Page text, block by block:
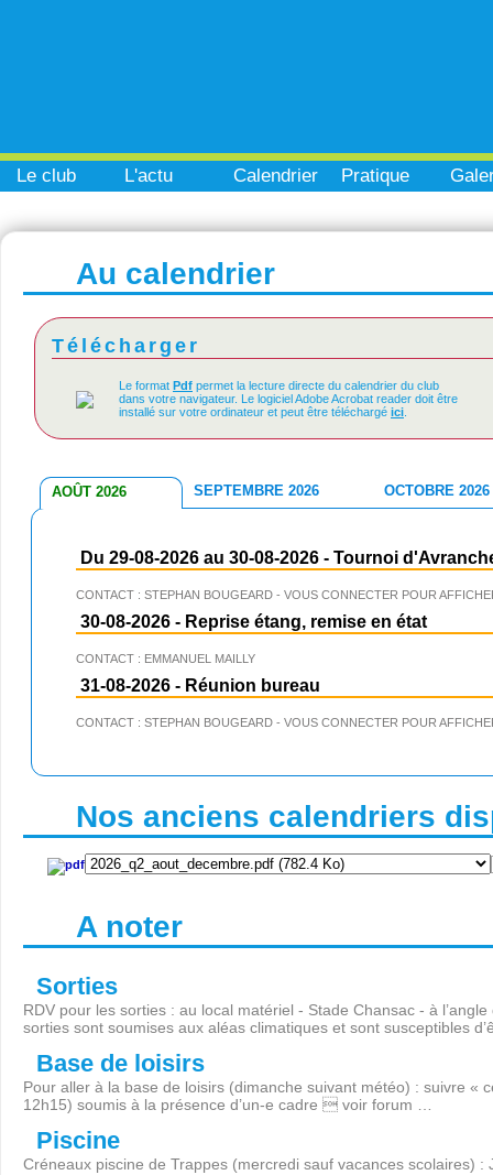
Le club L'actu Calendrier Pratique
Au calendrier
Télécharger
Le format Pdf permet la lecture directe du calendrier du club
dans votre navigateur. Le logiciel Adobe Acrobat reader doit être
installé sur votre ordinateur et peut être téléchargé ici
AOÛT 2026 SEPTEMBRE 2026 OCTOBRE 2026
Du 29-08-2026 au 30-08-2026 - Tournoi
CONTACT : STEPHAN BOUGEARD - VOUS CONNECTER POUR
30-08-2026 - Reprise étang, remise en état
CONTACT : EMMANUEL MAILLY
31-08-2026 - Réunion bureau
CONTACT : STEPHAN BOUGEARD - VOUS CONNECTER POUR
Nos anciens calendriers
A noter
Sorties
RDV pour les sorties : au local matériel - Stade Chansac - à
sorties sont soumises aux aléas climatiques et sont susceptibles
Base de loisirs
Pour aller à la base de loisirs (dimanche suivant météo) : suivre
12h15) soumis à la présence d’un-e cadre  voir forum …
Piscine
Créneaux piscine de Trappes (mercredi sauf vacances scolaires)